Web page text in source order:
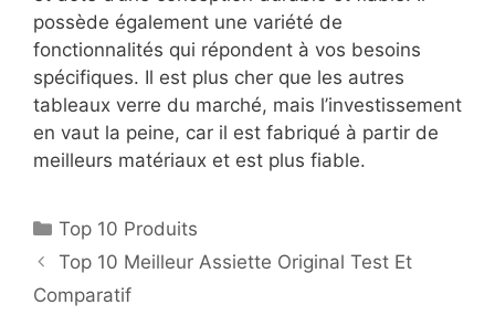
possède également une variété de
fonctionnalités qui répondent à vos besoins
spécifiques. Il est plus cher que les autres
tableaux verre du marché, mais l’investissement
en vaut la peine, car il est fabriqué à partir de
meilleurs matériaux et est plus fiable.
Top 10 Produits
Top 10 Meilleur Assiette Original Test Et
Comparatif